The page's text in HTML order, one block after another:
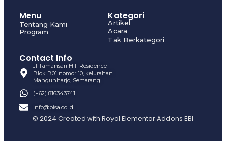
Menu
Tentang Kami
Program
Kategori
Artikel
Acara
Tak Berkategori
Contact Info
Jl Tamansari Hill Residence
Blok B01 nomor 10, kelurahan
Mangunharjo, Semarang
(+62) 816343741
info@bisa.co.id
© 2024 Created with Royal Elementor Addons EBI